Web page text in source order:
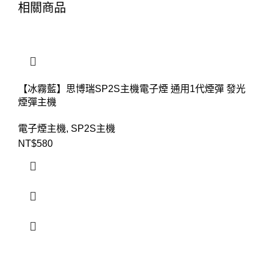
相關商品
【冰霧藍】思博瑞SP2S主機電子煙 通用1代煙彈 發光
煙彈主機
電子煙主機, SP2S主機
NT$580